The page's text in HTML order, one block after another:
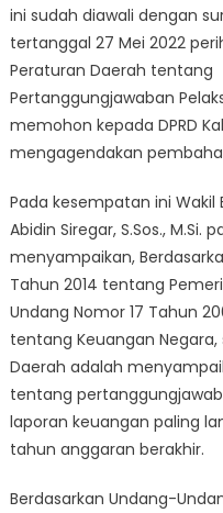
ini sudah diawali dengan
tertanggal 27 Mei 2022
Peraturan Daerah tentang
Pertanggungjawaban
memohon kepada DPRD
mengagendakan
Pada kesempatan ini Wakil
Abidin Siregar, S.Sos.,
menyampaikan,
Tahun 2014 tentang
Undang Nomor 17 Tahun
tentang Keuangan
Daerah adalah
tentang
laporan keuangan paling
tahun anggaran berakhir.
Berdasarkan Undang-